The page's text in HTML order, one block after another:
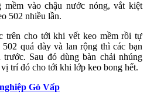
vào chậu nước nóng, vắt kiệt
502 nhiều lần.
trên cho tới khi vết keo mềm rồi tự
quá dày và lan rộng thì các bạn
Sau đó dùng bàn chải nhúng
trí đó cho tới khi lớp keo bong hết.
Gò Vấp